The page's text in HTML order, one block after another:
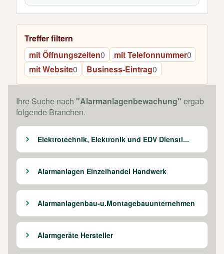
Treffer filtern
mit Öffnungszeiten0 mit Telefonnummer0
mit Website0 Business-Eintrag0
Ihre Suche nach "Alarmanlagenbewachung" ergab
folgende Branchen.
Elektrotechnik, Elektronik und EDV Dienstl...
Alarmanlagen Einzelhandel Handwerk
Alarmanlagenbau-u.Montagebauunternehmen
Alarmgeräte Hersteller